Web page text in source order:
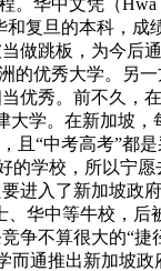
复旦的本科，成
做跳板，为今后
的优秀大学。另
优秀。前不久，
大学。在新加坡，
且“中考高考”都
的学校，所以宁
进入了新加坡政
华中等牛校，后
争不算很大的“捷
通推出新加坡政